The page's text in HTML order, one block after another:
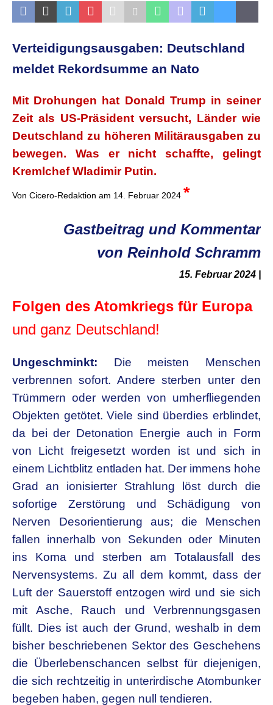
Verteidigungsausgaben: Deutschland
meldet Rekordsumme an Nato
Mit Drohungen hat Donald Trump in seiner
Zeit als US-Präsident versucht, Länder wie
Deutschland zu höheren Militärausgaben zu
bewegen. Was er nicht schaffte, gelingt
Kremlchef Wladimir Putin.
Von Cicero-Redaktion am 14. Februar 2024 *
Gastbeitrag und Kommentar
von Reinhold Schramm
15. Februar 2024 |
Folgen des Atomkriegs für Europa
und ganz Deutschland!
Ungeschminkt: Die meisten Menschen
verbrennen sofort. Andere sterben unter den
Trümmern oder werden von umherfliegenden
Objekten getötet. Viele sind überdies erblindet,
da bei der Detonation Energie auch in Form
von Licht freigesetzt worden ist und sich in
einem Lichtblitz entladen hat. Der immens hohe
Grad an ionisierter Strahlung löst durch die
sofortige Zerstörung und Schädigung von
Nerven Desorientierung aus; die Menschen
fallen innerhalb von Sekunden oder Minuten
ins Koma und sterben am Totalausfall des
Nervensystems. Zu all dem kommt, dass der
Luft der Sauerstoff entzogen wird und sie sich
mit Asche, Rauch und Verbrennungsgasen
füllt. Dies ist auch der Grund, weshalb in dem
bisher beschriebenen Sektor des Geschehens
die Überlebenschancen selbst für diejenigen,
die sich rechtzeitig in unterirdische Atombunker
begeben haben, gegen null tendieren.